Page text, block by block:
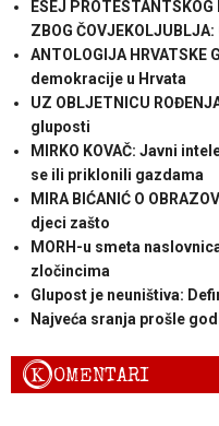
ESEJ PROTESTANTSKOG
ZBOG
ANTOLOGIJA
demokracije u Hrvata
UZ OBLJETNICU
gluposti
MIRKO KOVAČ: Javni
se ili priklonili gazdama
MIRA BIĆANIĆ O
djeci zašto
MORH-u smeta
zločincima
Glupost je neuništiva:
Najveća sranja prošle
KOMENTARI